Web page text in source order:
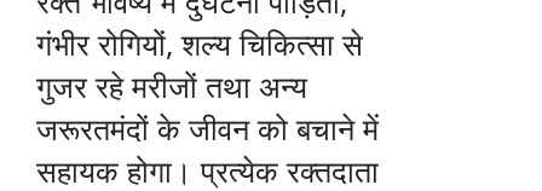
गंभीर रोगियों, शल्य चिकित्सा से
गुजर रहे मरीजों तथा अन्य
जरूरतमंदों के जीवन को बचाने में
सहायक होगा। प्रत्येक रक्तदाता